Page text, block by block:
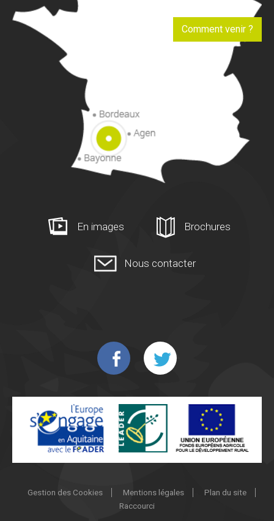
Comment venir ?
En images Brochures
Nous contacter
Gestion des Cookies Mentions légales
Plan du site
Raccourci